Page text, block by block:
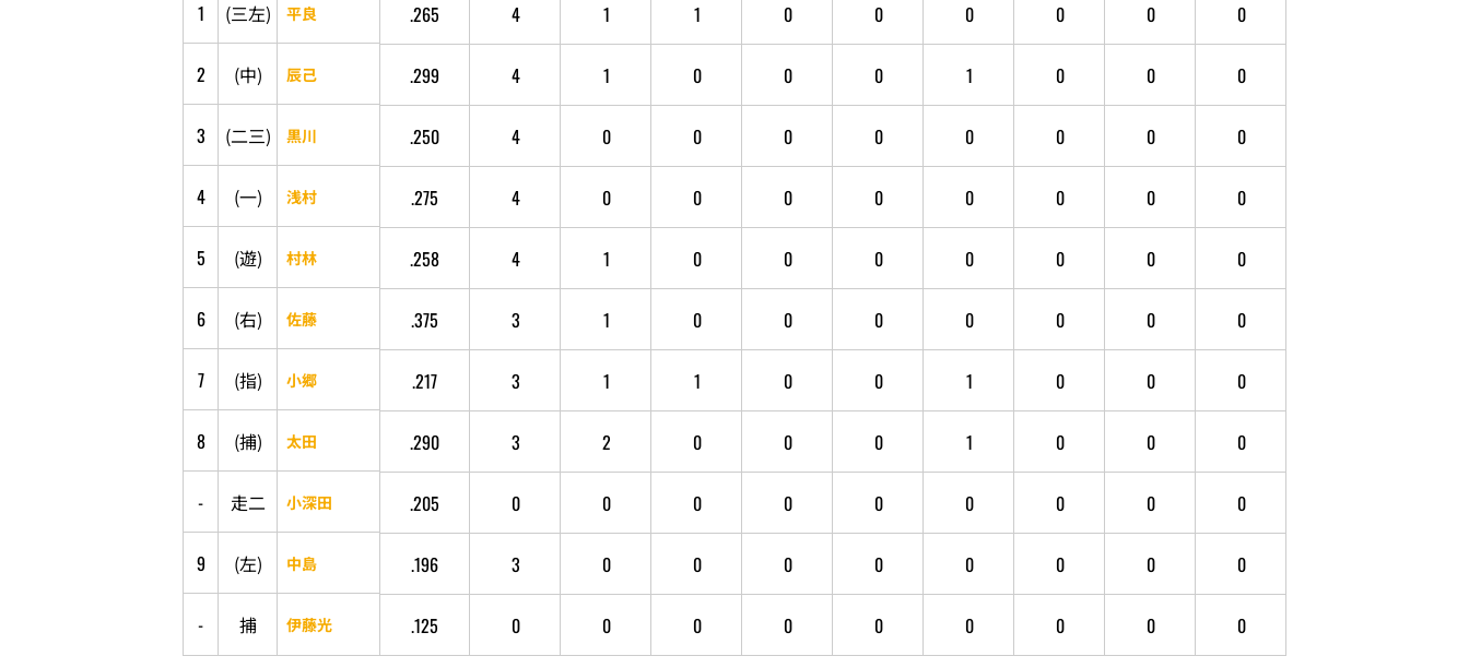
1 (三左) 平良 .265 4 1 1 0 0 0 0 0 0
2 (中) 辰己 .299 4 1 0 0 0 1 0 0 0
3 (二三) 黒川 .250 4 0 0 0 0 0 0 0 0
4 (一) 浅村 .275 4 0 0 0 0 0 0 0 0
5 (遊) 村林 .258 4 1 0 0 0 0 0 0 0
6 (右) 佐藤 .375 3 1 0 0 0 0 0 0 0
7 (指) 小郷 .217 3 1 1 0 0 1 0 0 0
8 (捕) 太田 .290 3 2 0 0 0 1 0 0 0
- 走二 小深田 .205 0 0 0 0 0 0 0 0 0
9 (左) 中島 .196 3 0 0 0 0 0 0 0 0
- 捕 伊藤光 .125 0 0 0 0 0 0 0 0 0